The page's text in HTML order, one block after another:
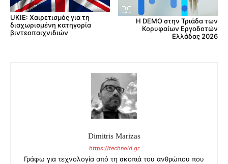
UKIE: Χαιρετισμός για τη
διαχωρισμένη κατηγορία
βιντεοπαιχνιδιών
Η DEMO στην Τριάδα των
Κορυφαίων Εργοδοτών
Ελλάδας 2026
Dimitris Marizas
https://technoid.gr
Γράφω για τεχνολογία από τη σκοπιά του ανθρώπου που